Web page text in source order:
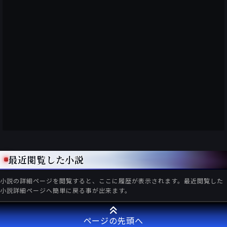
最近閲覧した小説
小説の詳細ページを閲覧すると、ここに履歴が表示されます。最近閲覧した
小説詳細ページへ簡単に戻る事が出来ます。
ページの先頭へ